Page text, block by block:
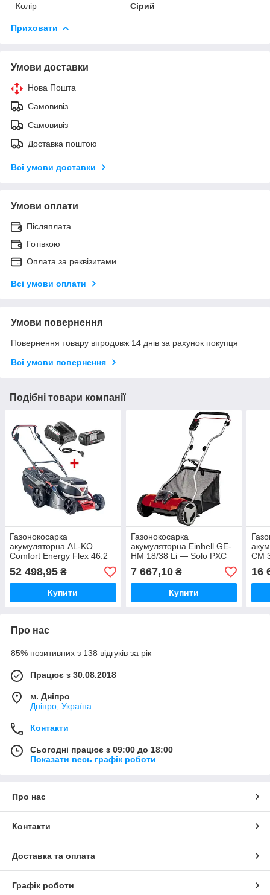
Колір
Сірий
Приховати
Умови доставки
Нова Пошта
Самовивіз
Самовивіз
Доставка поштою
Всі умови доставки
Умови оплати
Післяплата
Готівкою
Оплата за реквізитами
Всі умови оплати
Умови повернення
Повернення товару впродовж 14 днів за рахунок покупця
Всі умови повернення
Подібні товари компанії
Газонокосарка
акумуляторна AL-KO
Comfort Energy Flex 46.2
Li SP-W (c АКБ і ЗП)
(123011)
52 498,95 ₴
Купити
Газонокосарка
акумуляторна Einhell GE-
HM 18/38 Li — Solo PXC
(без АКБ і ЗП)
7 667,10₴
Купити
CM
АКБ
16
Про нас
85% позитивних з 138 відгуків за рік
Працює з 30.08.2018
м. Дніпро
Дніпро, Україна
Контакти
Сьогодні працює з 09:00 до 18:00
Показати весь графік роботи
Про нас
Контакти
Доставка та оплата
Графік роботи